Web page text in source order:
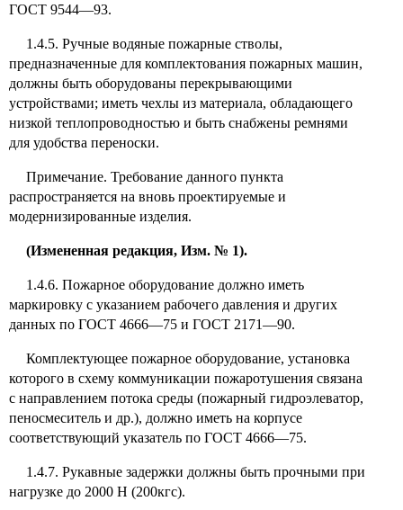
ГОСТ 9544—93.
1.4.5. Ручные водяные пожарные стволы,
предназначенные для комплектования пожарных машин,
должны быть оборудованы перекрывающими
устройствами; иметь чехлы из материала, обладающего
низкой теплопроводностью и быть снабжены ремнями
для удобства переноски.
Примечание. Требование данного пункта
распространяется на вновь проектируемые и
модернизированные изделия.
(Измененная редакция, Изм. № 1).
1.4.6. Пожарное оборудование должно иметь
маркировку с указанием рабочего давления и других
данных по ГОСТ 4666—75 и ГОСТ 2171—90.
Комплектующее пожарное оборудование, установка
которого в схему коммуникации пожаротушения связана
с направлением потока среды (пожарный гидроэлеватор,
пеносмеситель и др.), должно иметь на корпусе
соответствующий указатель по ГОСТ 4666—75.
1.4.7. Рукавные задержки должны быть прочными при
нагрузке до 2000 Н (200кгс).